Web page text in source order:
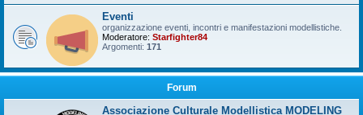
Eventi
organizzazione eventi, incontri e manifestazioni modellistiche.
Moderatore: Starfighter84
Argomenti: 171
Forum
Associazione Culturale Modellistica MODELING